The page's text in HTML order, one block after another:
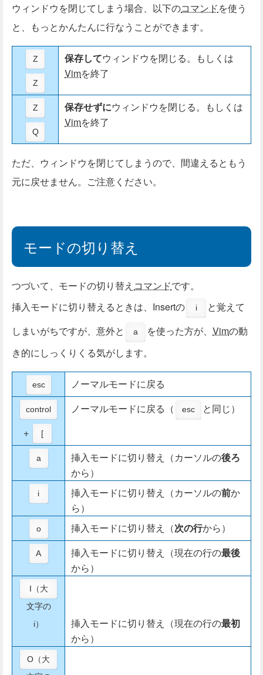
ウィンドウを閉じてしまう場合、以下のコマンドを使う
と、もっとかんたんに行なうことができます。
Z
Z
保存してウィンドウを閉じる。もしくは
Vimを終了
Z
Q
保存せずにウィンドウを閉じる。もしくは
Vimを終了
ただ、ウィンドウを閉じてしまうので、間違えるともう
元に戻せません。ご注意ください。
モードの切り替え
つづいて、モードの切り替え コマンドです。
挿入モードに切り替えるときは、Insertの
i
と覚えて
しまいがちですが、意外と
a を使った方が、 Vimの動
き的にしっくりくる気がします。
esc ノーマルモードに戻る
control
+ [
ノーマルモードに戻る（ esc と同じ）
a 挿入モードに切り替え（カーソルの後ろ
から）
i 挿入モードに切り替え（カーソルの前か
ら）
o 挿入モードに切り替え（次の行から）
A 挿入モードに切り替え（現在の行の最後
から）
I（大
文字の
i）
挿入モードに切り替え（現在の行の最初
から）
O（大